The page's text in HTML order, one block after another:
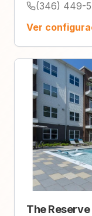
(346) 449-
Ver
The